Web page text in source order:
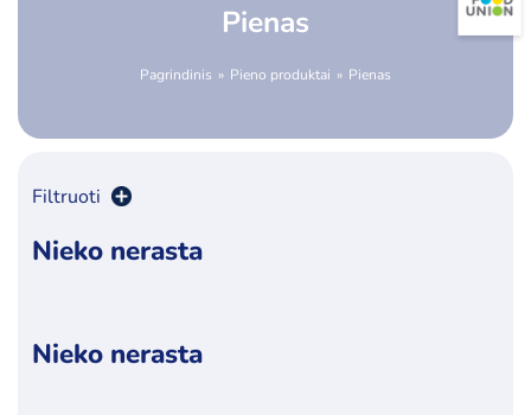
Kontaktai
Pienas
Pagrindinis Pieno produktai Pienas
Filtruoti
Rūšiuoti pagal
Kategorijos
Nieko nerasta
Nieko nerasta